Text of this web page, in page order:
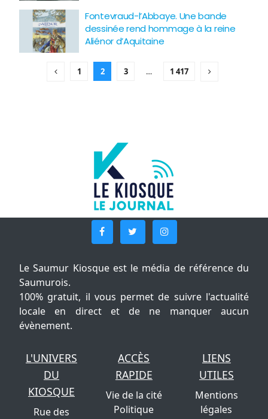
Fontevraud-l’Abbaye. Une bande
dessinée rend hommage à la reine
Aliénor d’Aquitaine
1 2 3 … 1 417
Le Saumur Kiosque est le média de référence du
Saumurois.
100% gratuit, il vous permet de suivre l'actualité
locale en direct et de ne manquer aucun
évènement.
L'UNIVERS
DU
KIOSQUE
Rue des
ACCÈS
RAPIDE
Vie de la cité
Politique
LIENS
UTILES
Mentions
légales